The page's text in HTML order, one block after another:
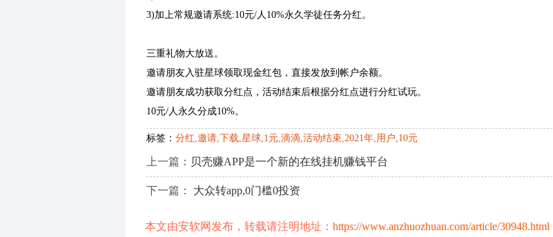
3)加上常规邀请系统:10元/人10%永久学徒任务分红。
三重礼物大放送。
邀请朋友入驻星球领取现金红包，直接发放到帐户余额。
邀请朋友成功获取分红点，活动结束后根据分红点进行分红试玩。
10元/人永久分成10%。
标签： 分红,邀请,下载,星球,1元,滴滴,活动结束,2021年,用户,10元
上一篇： 贝壳赚APP是一个新的在线挂机赚钱平台
下一篇： 大众转app,0门槛0投资
本文由安软网发布，转载请注明地址： https://www.anzhuozhuan.com/article/30948.html